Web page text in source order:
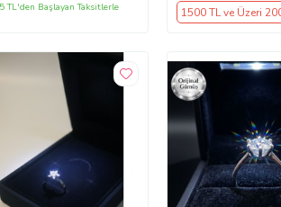
TL'den Başlayan Taksitlerle 1500 TL ve Üzeri